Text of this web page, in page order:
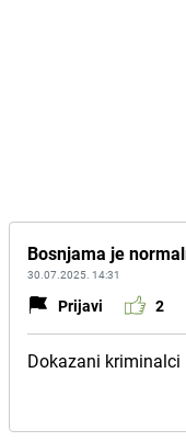
Bosnjama je
30.07.2025. 14:31
Prijavi 2
Dokazani